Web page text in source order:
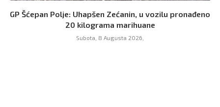
GP Šćepan Polje: Uhapšen Zećanin, u vozilu pronađeno
20 kilograma marihuane
Subota, 8 Augusta 2026,